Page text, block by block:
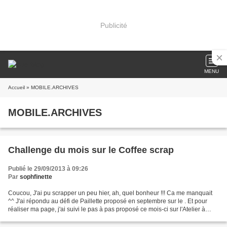
Publicité
MENU
Accueil » MOBILE.ARCHIVES
MOBILE.ARCHIVES
Challenge du mois sur le Coffee scrap
Publié le 29/09/2013 à 09:26
Par sophfinette
Coucou, J'ai pu scrapper un peu hier, ah, quel bonheur !!! Ca me manquait
^^ J'ai répondu au défi de Paillette proposé en septembre sur le . Et pour
réaliser ma page, j'ai suivi le pas à pas proposé ce mois-ci sur l'Atelier à